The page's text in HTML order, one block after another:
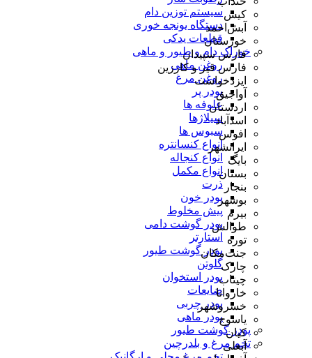
سیستم توزین دام
دستگاه یونجه خوری
قطعات یدکی
خوراک دام و طیور و ماهی
روغن ماهی
روغن مرغ
پودر پر
علوفه ها
سیلاژها
سبوس ها
انواع کنسانتره
انواع کنجاله
انواع مکمل
ذرت
پودر خون
پیش مخلوط
پودر گوشت دامی
استارتر
پودر گوشت طیور
گلوتن
پودر استخوان
ضایعات
پودر چربی
پودر ماهی
پودر گوشت طیور
تخم مرغ و بلدرچین
کیش
آبش‌احمد
خوزستان
فارس سپیدان
فارس قیر و کارزین
ایزدخواست
آواجیق
اردستان
اسدآباد
افوس
ایرانشهر
بایگ
بستان
بنجار
بوشهر
بیرم
طوالش
توره
جنت‌مکان
چارک
چیتاب
خاروانا
خسروشهر
یاسوج
کیان
آبعلی